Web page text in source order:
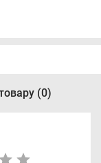
(0)